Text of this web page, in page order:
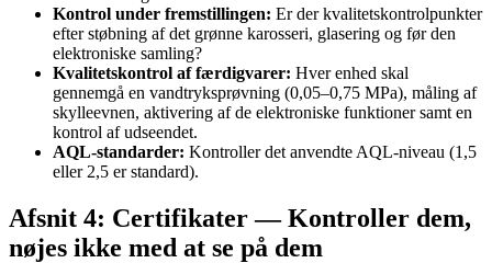
Kontrol under fremstillingen: Er der kvalitetskontrolpunkter
efter støbning af det grønne karosseri, glasering og før den
elektroniske samling?
Kvalitetskontrol af færdigvarer: Hver enhed skal
gennemgå en vandtryksprøvning (0,05–0,75 MPa), måling af
skylleevnen, aktivering af de elektroniske funktioner samt en
kontrol af udseendet.
AQL-standarder: Kontroller det anvendte AQL-niveau (1,5
eller 2,5 er standard).
Afsnit 4: Certifikater — Kontroller dem,
nøjes ikke med at se på dem